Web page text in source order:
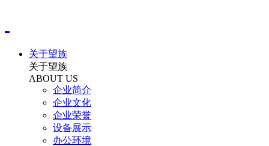
关于望族
关于望族
ABOUT US
企业简介
企业文化
企业荣誉
设备展示
办公环境